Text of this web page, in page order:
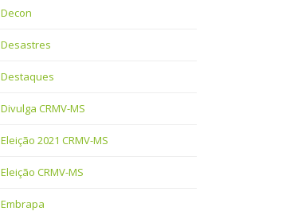
Decon
Desastres
Destaques
Divulga CRMV-MS
Eleição 2021 CRMV-MS
Eleição CRMV-MS
Embrapa